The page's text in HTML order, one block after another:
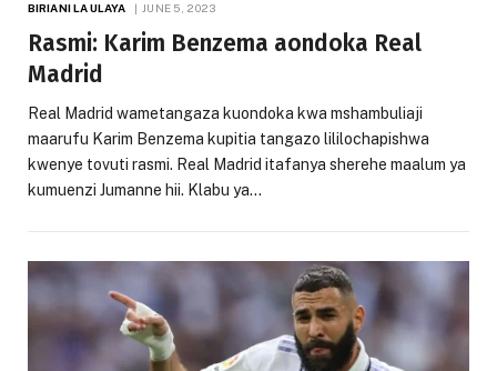
BIRIANI LA ULAYA JUNE 5, 2023
Rasmi: Karim Benzema aondoka Real
Madrid
Real Madrid wametangaza kuondoka kwa mshambuliaji
maarufu Karim Benzema kupitia tangazo lililochapishwa
kwenye tovuti rasmi. Real Madrid itafanya sherehe maalum ya
kumuenzi Jumanne hii. Klabu ya…